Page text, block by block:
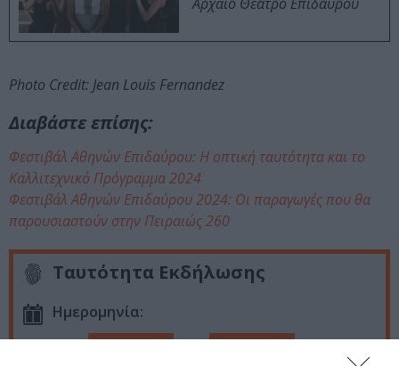
Photo Credit: Jean Louis Fernandez
Διαβάστε επίσης:
Φεστιβάλ Αθηνών Επιδαύρου: Η οπτική ταυτότητα και το
Καλλιτεχνικό Πρόγραμμα 2024
Φεστιβάλ Αθηνών Επιδαύρου 2024: Οι παραγωγές που θα
παρουσιαστούν στην Πειραιώς 260
Ταυτότητα Εκδήλωσης
Ημερομηνία:
13/06/2024
14/06/2024